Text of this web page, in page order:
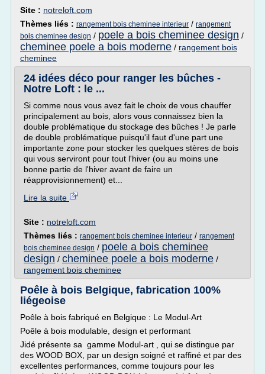
Site : notreloft.com
Thèmes liés : rangement bois cheminee interieur / rangement
bois cheminee design / poele a bois cheminee design /
cheminee poele a bois moderne / rangement bois
cheminee
24 idées déco pour ranger les bûches -
Notre Loft : le ...
Si comme nous vous avez fait le choix de vous chauffer
principalement au bois, alors vous connaissez bien la
double problématique du stockage des bûches ! Je parle
de double problématique puisqu'il faut d'une part une
importante zone pour stocker les quelques stères de bois
qui vous serviront pour tout l'hiver (ou au moins une
bonne partie de l'hiver avant de faire un
réapprovisionnement) et...
Lire la suite
Site : notreloft.com
Thèmes liés : rangement bois cheminee interieur / rangement
bois cheminee design / poele a bois cheminee
design / cheminee poele a bois moderne /
rangement bois cheminee
Poêle à bois Belgique, fabrication 100%
liégeoise
Poêle à bois fabriqué en Belgique : Le Modul-Art
Poêle à bois modulable, design et performant
Jidé présente sa gamme Modul-art , qui se distingue par
des WOOD BOX, par un design soigné et raffiné et par des
excellentes performances, comme toujours pour les